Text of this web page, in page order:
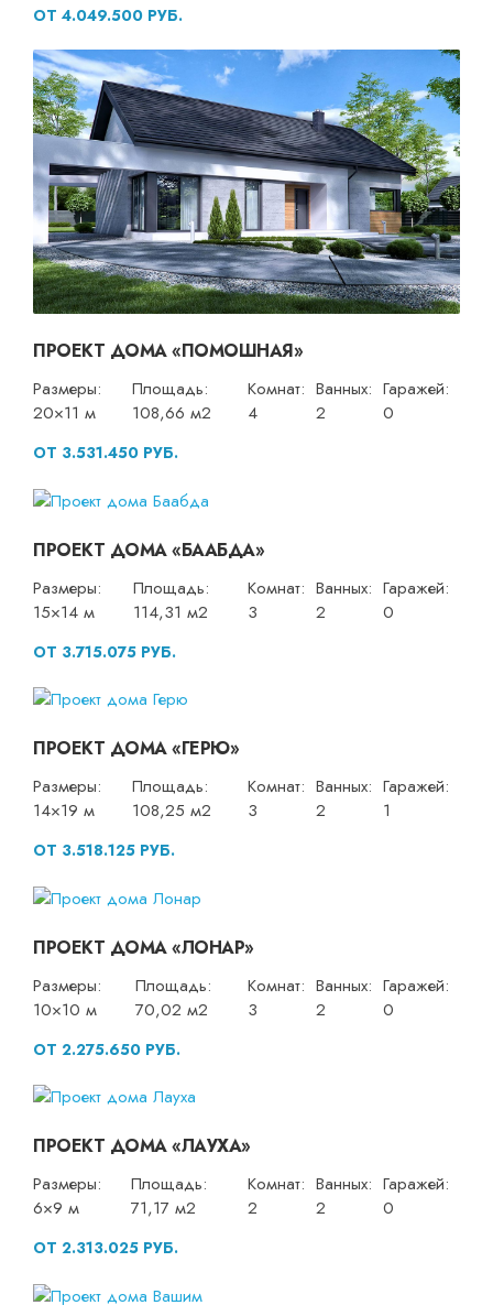
ОТ 4.049.500 РУБ.
ПРОЕКТ ДОМА «ПОМОШНАЯ»
Размеры:
20×11 м
Площадь:
108,66 м2
Комнат:
4
Ванных:
2
Гаражей:
0
ОТ 3.531.450 РУБ.
ПРОЕКТ ДОМА «БААБДА»
Размеры:
15×14 м
Площадь:
114,31 м2
Комнат:
3
Ванных:
2
Гаражей:
0
ОТ 3.715.075 РУБ.
ПРОЕКТ ДОМА «ГЕРЮ»
Размеры:
14×19 м
Площадь:
108,25 м2
Комнат:
3
Ванных:
2
Гаражей:
1
ОТ 3.518.125 РУБ.
ПРОЕКТ ДОМА «ЛОНАР»
Размеры:
10×10 м
Площадь:
70,02 м2
Комнат:
3
Ванных:
2
Гаражей:
0
ОТ 2.275.650 РУБ.
ПРОЕКТ ДОМА «ЛАУХА»
Размеры:
6×9 м
Площадь:
71,17 м2
Комнат:
2
Ванных:
2
Гаражей:
0
ОТ 2.313.025 РУБ.